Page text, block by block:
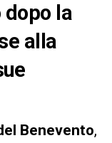
dopo la
alla
Benevento,